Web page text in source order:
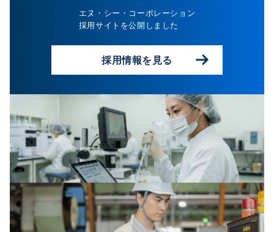
エヌ・シー・コーポレーション
採用サイトを公開しました
採用情報を見る